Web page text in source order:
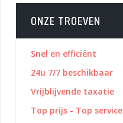
ONZE TROEVEN
Snel en efficiënt
24u 7/7 beschikbaar
Vrijblijvende taxatie
Top prijs - Top service